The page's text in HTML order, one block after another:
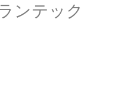
ンテック